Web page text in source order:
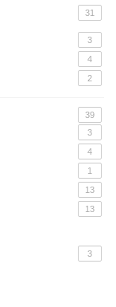
31
3
4
2
39
3
4
1
13
13
3